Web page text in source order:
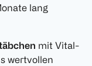
lang
mit Vital-
wertvollen